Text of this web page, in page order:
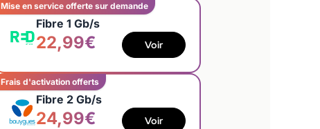
Mise en service offerte sur demande
Fibre 1 Gb/s
22,99€ Voir
Frais d'activation offerts
Fibre 2 Gb/s
24,99€ Voir